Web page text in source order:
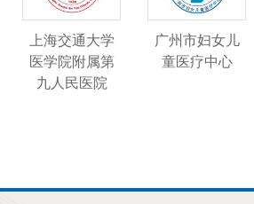
上海交通大学
医学院附属第
九人民医院
广州市妇女儿
童医疗中心